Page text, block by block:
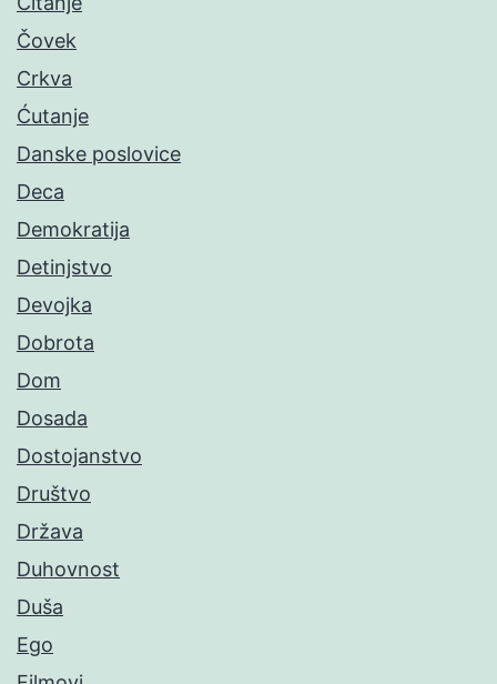
Čovek
Crkva
Ćutanje
Danske poslovice
Deca
Demokratija
Detinjstvo
Devojka
Dobrota
Dom
Dosada
Dostojanstvo
Društvo
Država
Duhovnost
Duša
Ego